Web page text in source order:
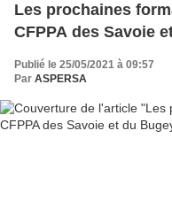
Les prochaines
CFPPA des Savoie
Publié le 25/05/2021 à 09:57
Par ASPERSA